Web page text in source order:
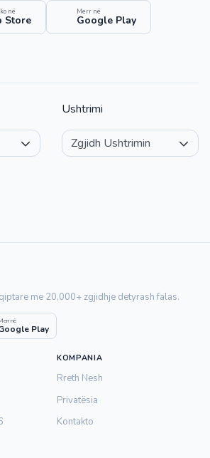
në
Store
Merr në
Google Play
Ushtrimi
me 20,000+ zgjidhje detyrash falas.
në
Play
KOMPANIA
Rreth Nesh
Privatësia
Kontakto